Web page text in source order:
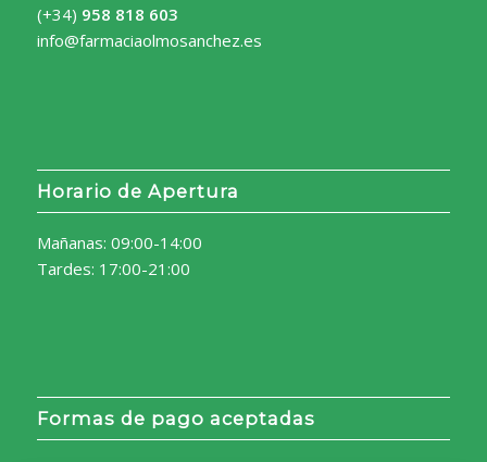
(+34) 958 818 603
info@farmaciaolmosanchez.es
Horario de Apertura
Mañanas: 09:00-14:00
Tardes: 17:00-21:00
Formas de pago aceptadas